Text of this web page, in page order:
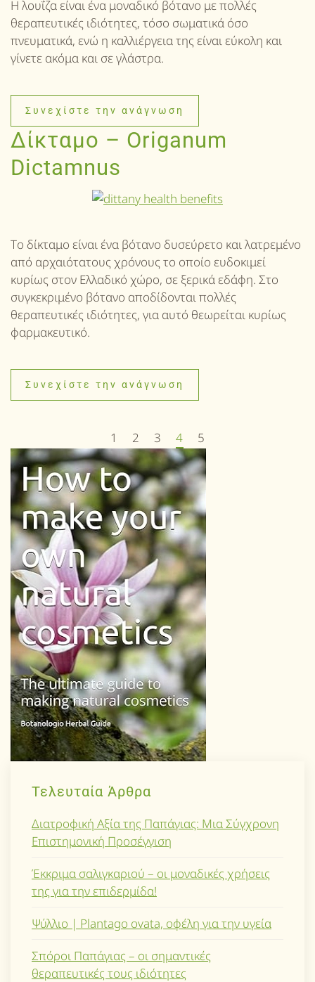
Η λουΐζα είναι ένα μοναδικό βότανο με πολλές
θεραπευτικές ιδιότητες, τόσο σωματικά όσο
πνευματικά, ενώ η καλλιέργεια της είναι εύκολη και
γίνετε ακόμα και σε γλάστρα.
Συνεχίστε την ανάγνωση
Δίκταμο – Origanum
Dictamnus
Tο δίκταμο είναι ένα βότανο δυσεύρετο και λατρεμένο
από αρχαιότατους χρόνους το οποίο ευδοκιμεί
κυρίως στον Ελλαδικό χώρο, σε ξερικά εδάφη. Στο
συγκεκριμένο βότανο αποδίδονται πολλές
θεραπευτικές ιδιότητες, για αυτό θεωρείται κυρίως
φαρμακευτικό.
Συνεχίστε την ανάγνωση
1 2 3 4 5
Τελευταία Άρθρα
Διατροφική Αξία της Παπάγιας: Μια Σύγχρονη
Επιστημονική Προσέγγιση
Έκκριμα σαλιγκαριού – οι μοναδικές χρήσεις
της για την επιδερμίδα!
Ψύλλιο | Plantago ovata, οφέλη για την υγεία
Σπόροι Παπάγιας – οι σημαντικές
θεραπευτικές τους ιδιότητες